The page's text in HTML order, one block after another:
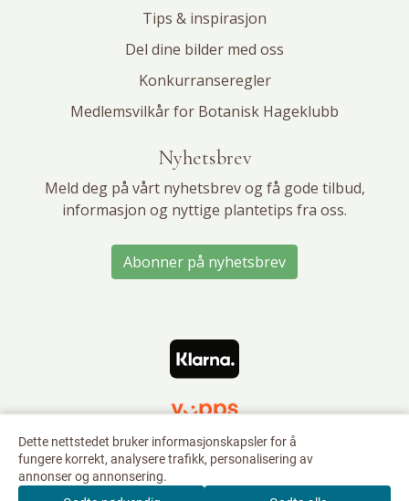
Tips & inspirasjon
Del dine bilder med oss
Konkurranseregler
Medlemsvilkår for Botanisk Hageklubb
Nyhetsbrev
Meld deg på vårt nyhetsbrev og få gode tilbud,
informasjon og nyttige plantetips fra oss.
Abonner på nyhetsbrev
Dette nettstedet bruker informasjonskapsler for å
fungere korrekt, analysere trafikk, personalisering av
annonser og annonsering.